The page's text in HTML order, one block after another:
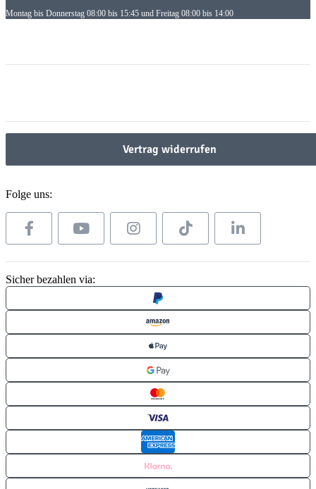
Montag bis Donnerstag 08:00 bis 15:45 und Freitag 08:00 bis 14:00
Vertrag widerrufen
Folge uns:
Sicher bezahlen via: